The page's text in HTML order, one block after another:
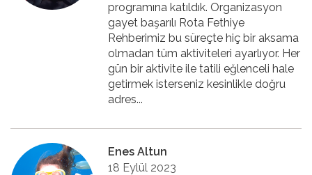
programına katıldık. Organizasyon
gayet başarılı Rota Fethiye
Rehberimiz bu süreçte hiç bir aksama
olmadan tüm aktiviteleri ayarlıyor. Her
gün bir aktivite ile tatili eğlenceli hale
getirmek isterseniz kesinlikle doğru
adres...
Enes Altun
18 Eylül 2023